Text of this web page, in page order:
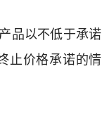
品以不低于承诺
止价格承诺的情